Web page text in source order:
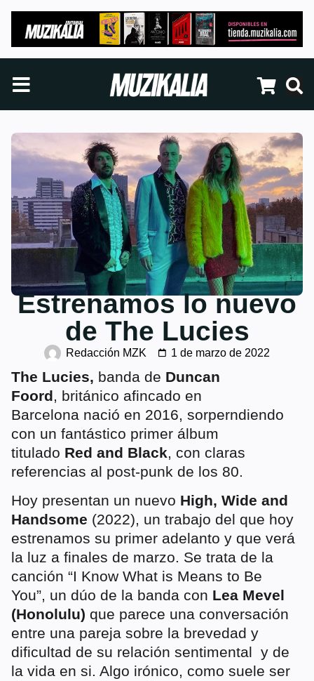
Estrenamos lo nuevo
de The Lucies
Redacción MZK 1 de marzo de 2022
The Lucies, banda de Duncan
Foord, británico afincado en
Barcelona nació en 2016, sorperndiendo
con un fantástico primer álbum
titulado Red and Black, con claras
referencias al post-punk de los 80.
Hoy presentan un nuevo High, Wide and
Handsome (2022), un trabajo del que hoy
estrenamos su primer adelanto y que verá
la luz a finales de marzo. Se trata de la
canción “I Know What is Means to Be
You”, un dúo de la banda con Lea Mevel
(Honolulu) que parece una conversación
entre una pareja sobre la brevedad y
dificultad de su relación sentimental y de
la vida en si. Algo irónico, como suele ser